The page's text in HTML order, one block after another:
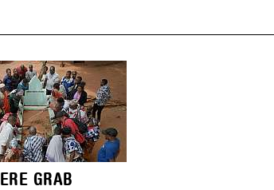
GRAB